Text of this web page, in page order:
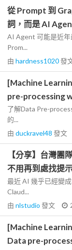
從 Prompt 到
詞，而是 AI
AI Agent 可能是近年
Prom...
由 hardness1020發
[Machine
pre-processing
了解Data Pre-
的...
由 duckravel48 發文
【分享】台灣團
不用再到處找提
最近 AI 幾乎已經變
Claud...
由 nlstudio 發文
[Machine
Data pre-